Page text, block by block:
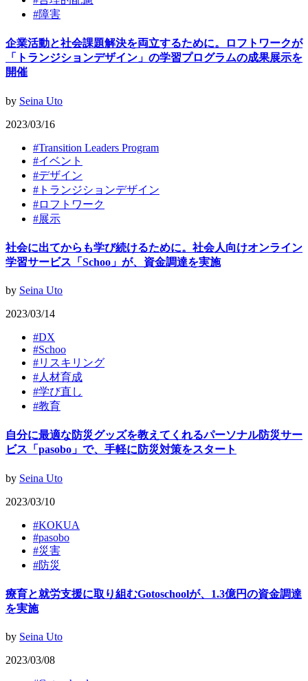
#障害
企業活動と社会課題解決を両立するために。ロフトワークが
「トランジションデザイン」の学習プログラムの成果展示を
開催
by Seina Uto
2023/03/16
#Transition Leaders Program
#イベント
#デザイン
# トランジションデザイン
#ロフトワーク
#展示
社会に出てからも学び続けるために。社会人向けオンライン
学習サービス「Schoo」が、資金調達を実施
by Seina Uto
2023/03/14
#DX
#Schoo
#リスキリング
#人材育成
#学び直し
#教育
自分に最適な防災グッズを教えてくれるパーソナル防災サー
ビス「pasobo」で、手軽に防災対策をスタート
by Seina Uto
2023/03/10
#KOKUA
#pasobo
#災害
#防災
療育と就労支援に取り組むGotoschoolが、1.3億円の資金調達
を実施
by Seina Uto
2023/03/08